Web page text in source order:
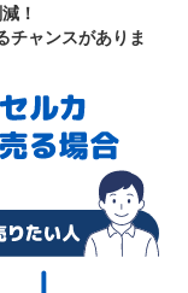
！
チャンスがありま